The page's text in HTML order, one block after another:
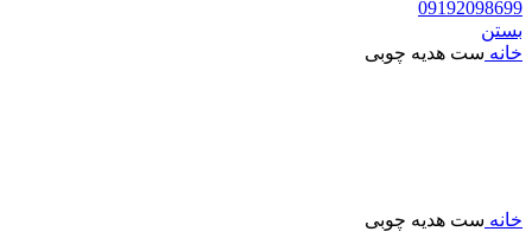
09192098699
بستن
خانه ست هدیه چوبی
خانه ست هدیه چوبی